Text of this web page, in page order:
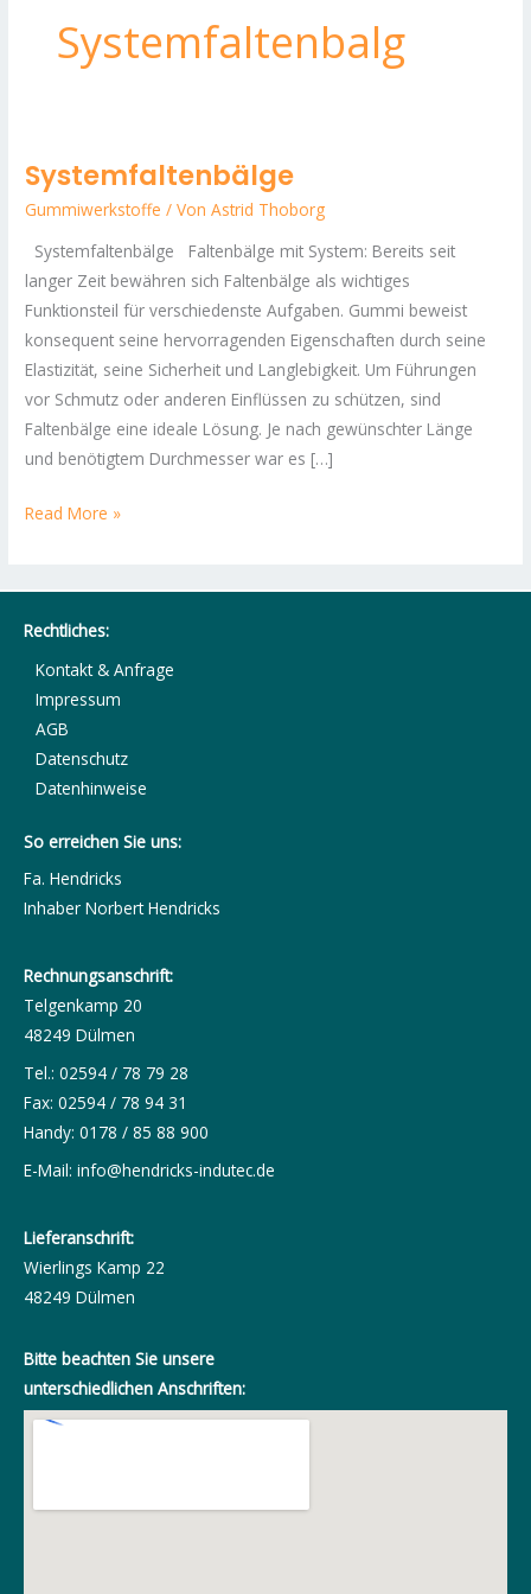
Systemfaltenbalg
Systemfaltenbälge
Gummiwerkstoffe / VonAstrid Thoborg
Systemfaltenbälge Faltenbälge mit System: Bereits seit
langer Zeit bewähren sich Faltenbälge als wichtiges
Funktionsteil für verschiedenste Aufgaben. Gummi beweist
konsequent seine hervorragenden Eigenschaften durch seine
Elastizität, seine Sicherheit und Langlebigkeit. Um Führungen
vor Schmutz oder anderen Einflüssen zu schützen, sind
Faltenbälge eine ideale Lösung. Je nach gewünschter Länge
und benötigtem Durchmesser war es […]
Systemfaltenbälge
Read More »
Rechtliches:
Kontakt & Anfrage
Impressum
AGB
Datenschutz
Datenhinweise
So erreichen Sie uns:
Fa. Hendricks
Inhaber Norbert Hendricks
Rechnungsanschrift:
Telgenkamp 20
48249 Dülmen
Tel.: 02594 / 78 79 28
Fax: 02594 / 78 94 31
Handy: 0178 / 85 88 900
E-Mail: info@hendricks-indutec.de
Lieferanschrift:
Wierlings Kamp 22
48249 Dülmen
Bitte beachten Sie unsere
unterschiedlichen Anschriften: